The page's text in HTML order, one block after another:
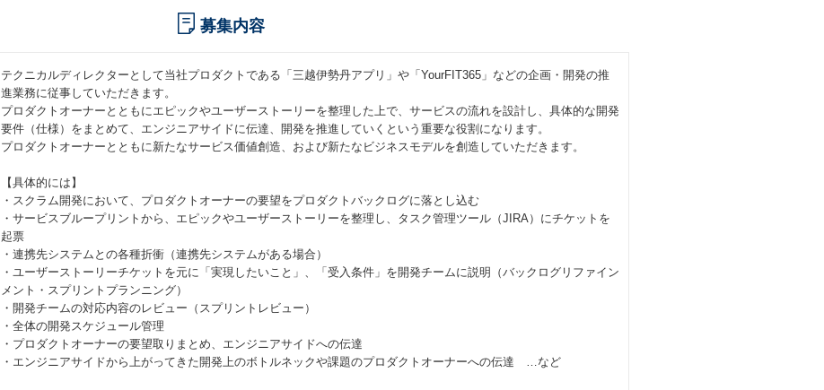
募集内容
テクニカルディレクターとして当社プロダクトである「三越伊勢丹アプリ」や「YourFIT365」などの企画・開発の推
進業務に従事していただきます。
プロダクトオーナーとともにエピックやユーザーストーリーを整理した上で、サービスの流れを設計し、具体的な開発
要件（仕様）をまとめて、エンジニアサイドに伝達、開発を推進していくという重要な役割になります。
プロダクトオーナーとともに新たなサービス価値創造、および新たなビジネスモデルを創造していただきます。
【具体的には】
・スクラム開発において、プロダクトオーナーの要望をプロダクトバックログに落とし込む
・サービスブループリントから、エピックやユーザーストーリーを整理し、タスク管理ツール（JIRA）にチケットを
起票
・連携先システムとの各種折衝（連携先システムがある場合）
・ユーザーストーリーチケットを元に「実現したいこと」、「受入条件」を開発チームに説明（バックログリファイン
メント・スプリントプランニング）
・開発チームの対応内容のレビュー（スプリントレビュー）
・全体の開発スケジュール管理
・プロダクトオーナーの要望取りまとめ、エンジニアサイドへの伝達
・エンジニアサイドから上がってきた開発上のボトルネックや課題のプロダクトオーナーへの伝達 …など